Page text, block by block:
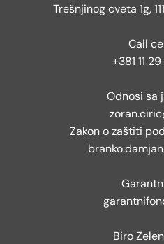
Trešnjinog cveta 1g,
Call
+381 11
Odnosi sa
Zakon o zaštiti
Biro